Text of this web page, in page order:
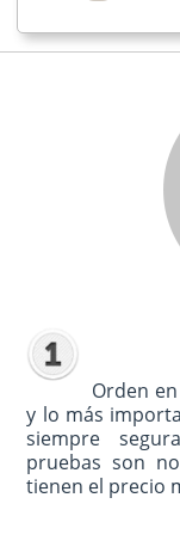
Orden
y lo más
siempre
pruebas son
tienen el precio